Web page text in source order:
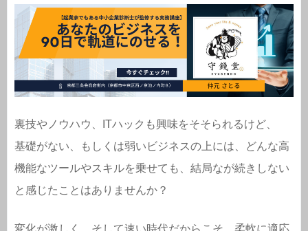
裏技やノウハウ、ITハックも興味をそそられるけど、
基礎がない、もしくは弱いビジネスの上には、どんな高
機能なツールやスキルを乗せても、結局なが続きしない
と感じたことはありませんか？
変化が激しく、そして速い時代だからこそ、柔軟に適応